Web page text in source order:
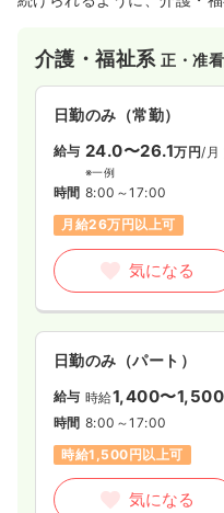
者の方がより暮らしやすい
す。
介護・福祉系正・准
日勤のみ（常勤）
給与 24.0〜26.1万円/月
※一例
時間 8:00～17:00
月給26万円以上可
気になる
日勤のみ（パート）
給与 時給1,400〜1,500
時間 8:00～17:00
時給1,500円以上可
気になる